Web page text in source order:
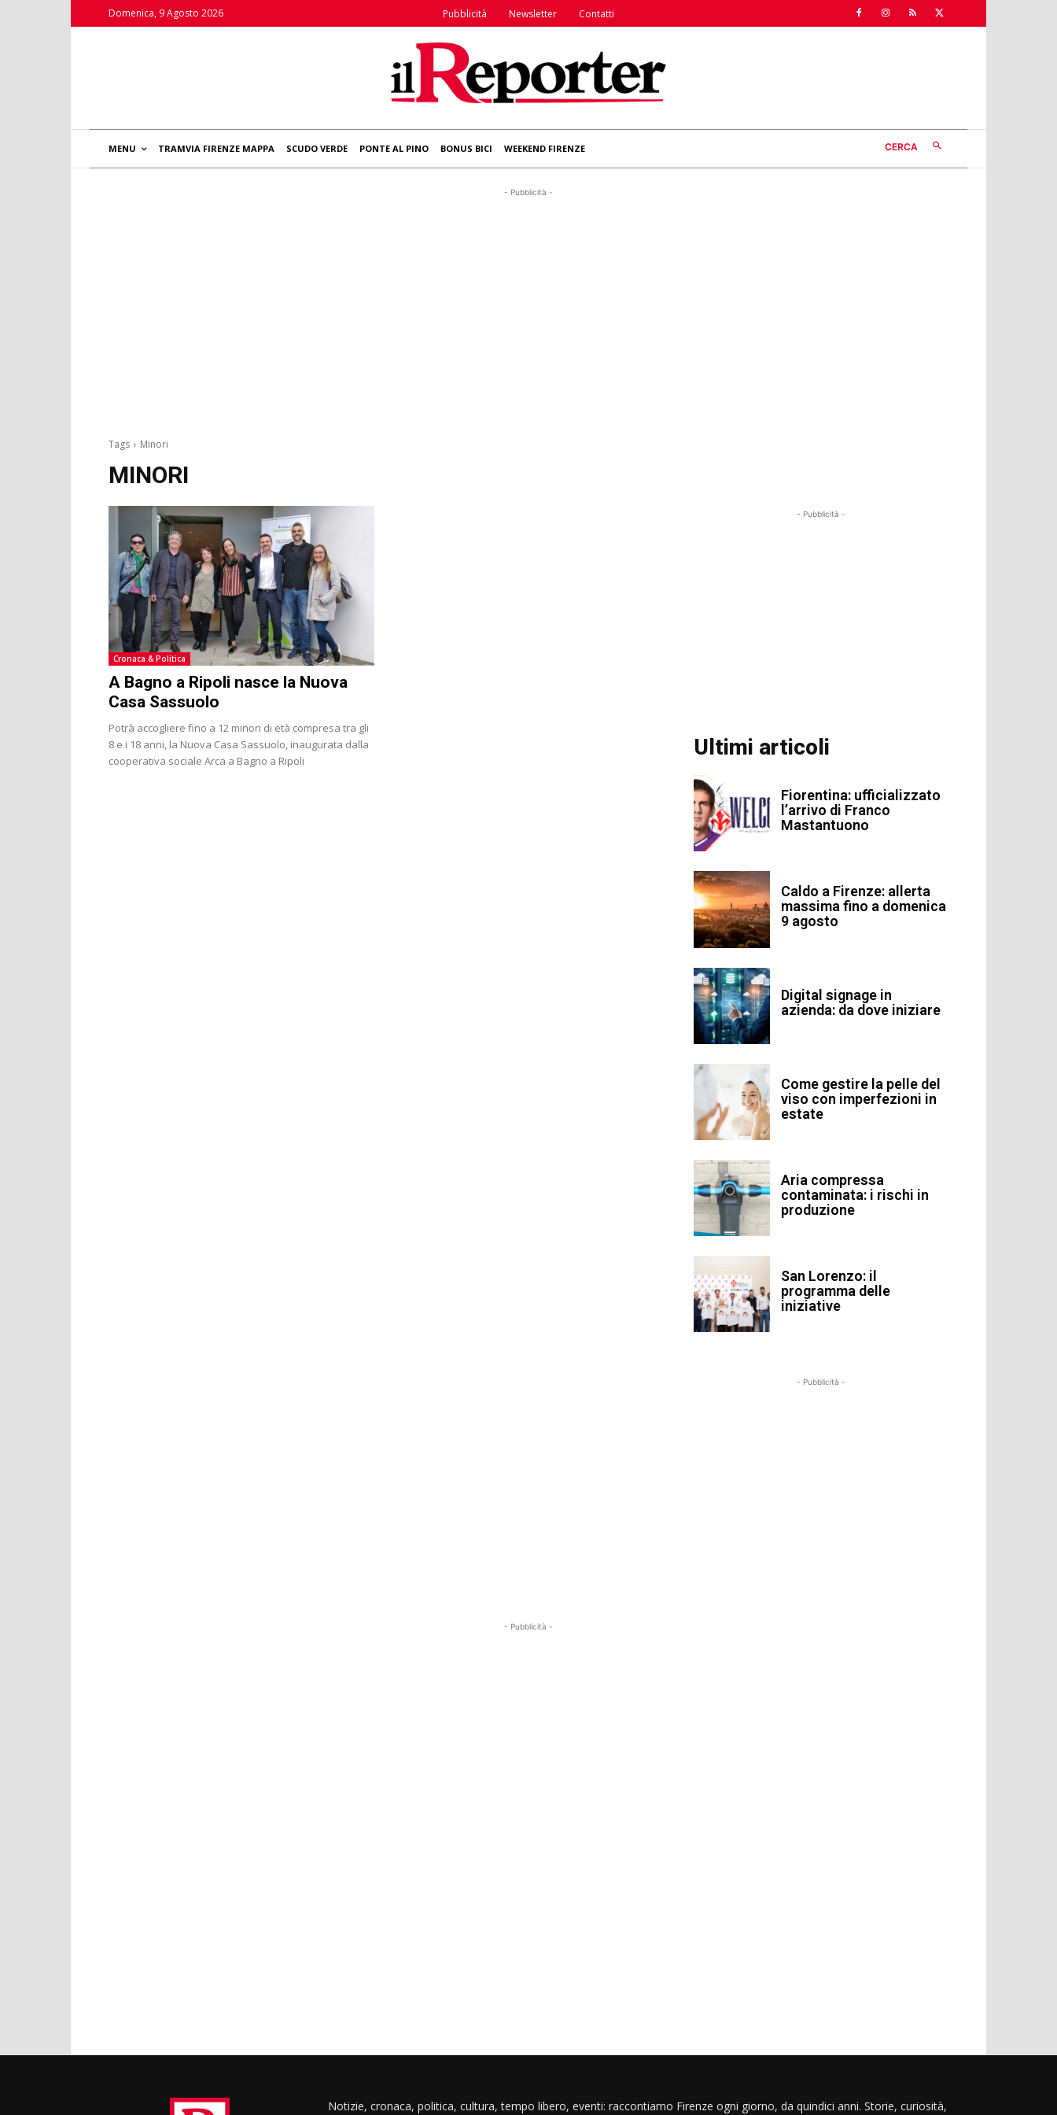
Domenica, 9 Agosto 2026 Pubblicità Newsletter Contatti
MENU TRAMVIA FIRENZE MAPPA SCUDO VERDE PONTE AL PINO BONUS BICI WEEKEND FIRENZE CERCA
- Pubblicità -
Tags Minori
MINORI
Cronaca & Politica
A Bagno a Ripoli nasce la Nuova
Casa Sassuolo
Potrà accogliere fino a 12 minori di età compresa tra gli
8 e i 18 anni, la Nuova Casa Sassuolo, inaugurata dalla
cooperativa sociale Arca a Bagno a Ripoli
- Pubblicità -
Ultimi articoli
Fiorentina: ufficializzato
l’arrivo di Franco
Mastantuono
Caldo a Firenze: allerta
massima fino a domenica
9 agosto
Digital signage in
azienda: da dove iniziare
Come gestire la pelle del
viso con imperfezioni in
estate
Aria compressa
contaminata: i rischi in
produzione
San Lorenzo: il
programma delle
iniziative
- Pubblicità -
- Pubblicità -
Notizie, cronaca, politica, cultura, tempo libero, eventi: raccontiamo Firenze ogni giorno, da quindici anni. Storie, curiosità,